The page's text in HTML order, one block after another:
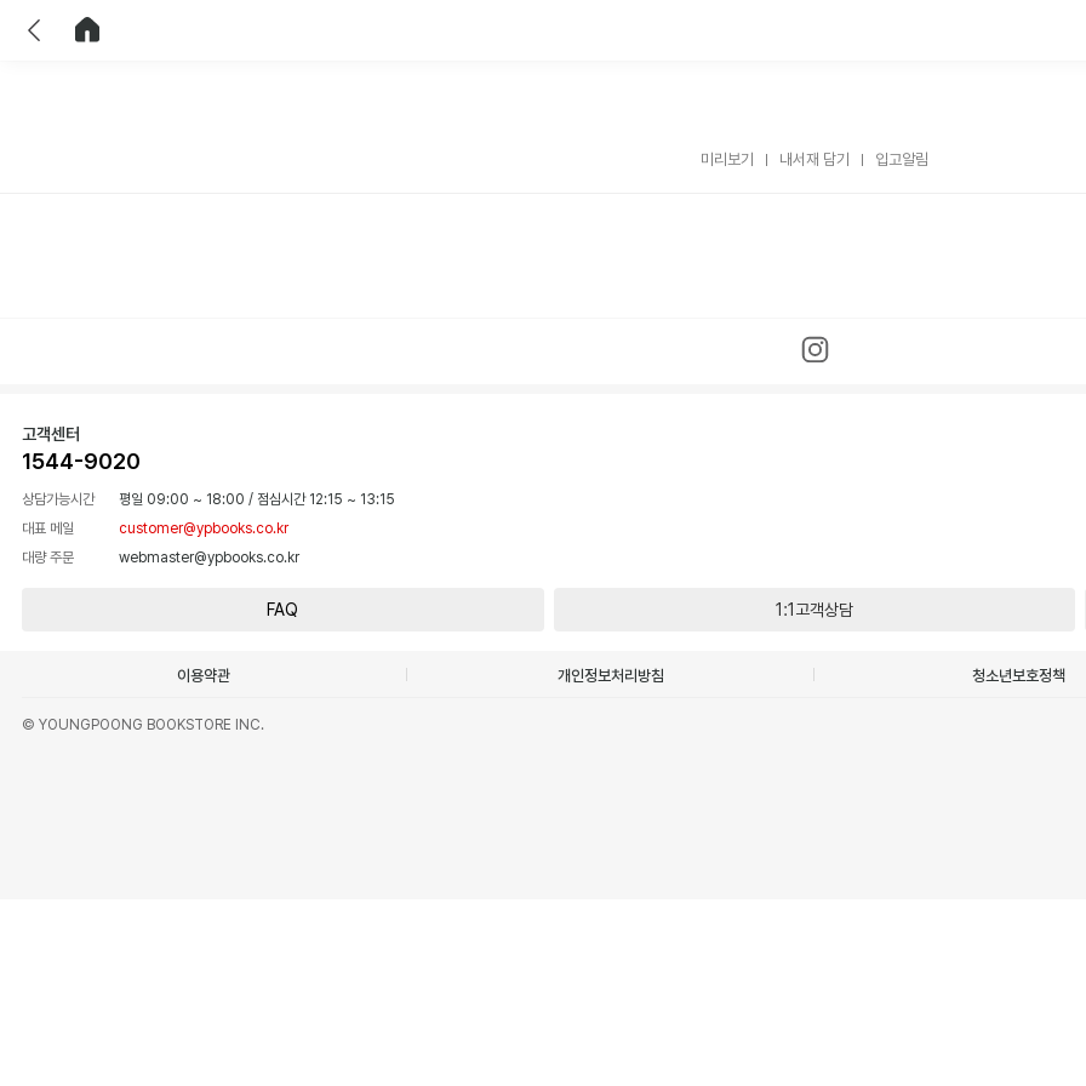
미리보기 내서재 담기 입고알림
고객센터
1544-9020
상담가능시간 평일 09:00 ~ 18:00 / 점심시간 12:15 ~ 13:15
대표 메일
customer@ypbooks.co.kr
대량 주문
webmaster@ypbooks.co.kr
FAQ 1:1고객상담
이용약관 개인정보처리방침 청소년보호정책
© YOUNGPOONG BOOKSTORE INC.